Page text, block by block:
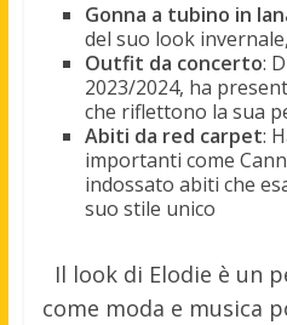
Gonna a tubino in
del suo look
Outfit da concerto:
2023/2024, ha
che riflettono la sua
Abiti da red carpet:
importanti come
indossato abiti che
suo stile unico
Il look di Elodie è un
come moda e musica